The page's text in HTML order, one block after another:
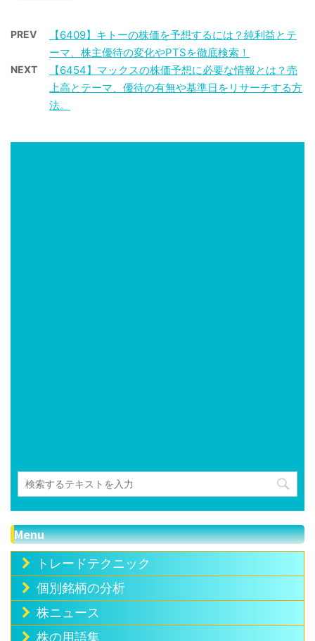
PREV
【6409】キトーの株価を予想するには？純利益とテ
ーマ、株主優待の変化やPTSを徹底検索！
NEXT
【6454】マックスの株価予想に必要な情報とは？売
上高とテーマ、優待の有無や基準日をリサーチする方
法。
Menu
トレードテクニック
個別銘柄の分析
株ニュース
株の用語集